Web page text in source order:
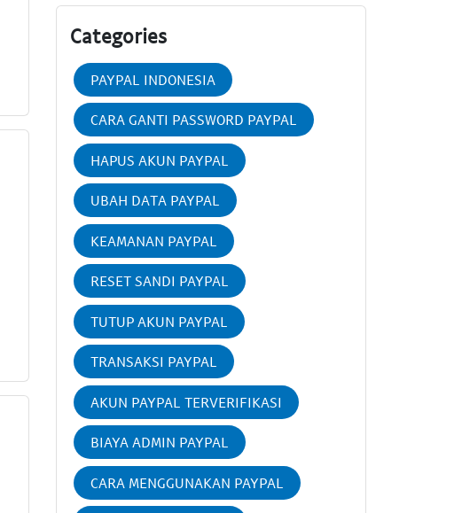
Categories
PAYPAL INDONESIA
CARA GANTI PASSWORD PAYPAL
HAPUS AKUN PAYPAL
UBAH DATA PAYPAL
KEAMANAN PAYPAL
RESET SANDI PAYPAL
TUTUP AKUN PAYPAL
TRANSAKSI PAYPAL
AKUN PAYPAL TERVERIFIKASI
BIAYA ADMIN PAYPAL
CARA MENGGUNAKAN PAYPAL